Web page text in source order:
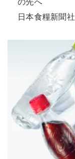
日本食糧新聞社